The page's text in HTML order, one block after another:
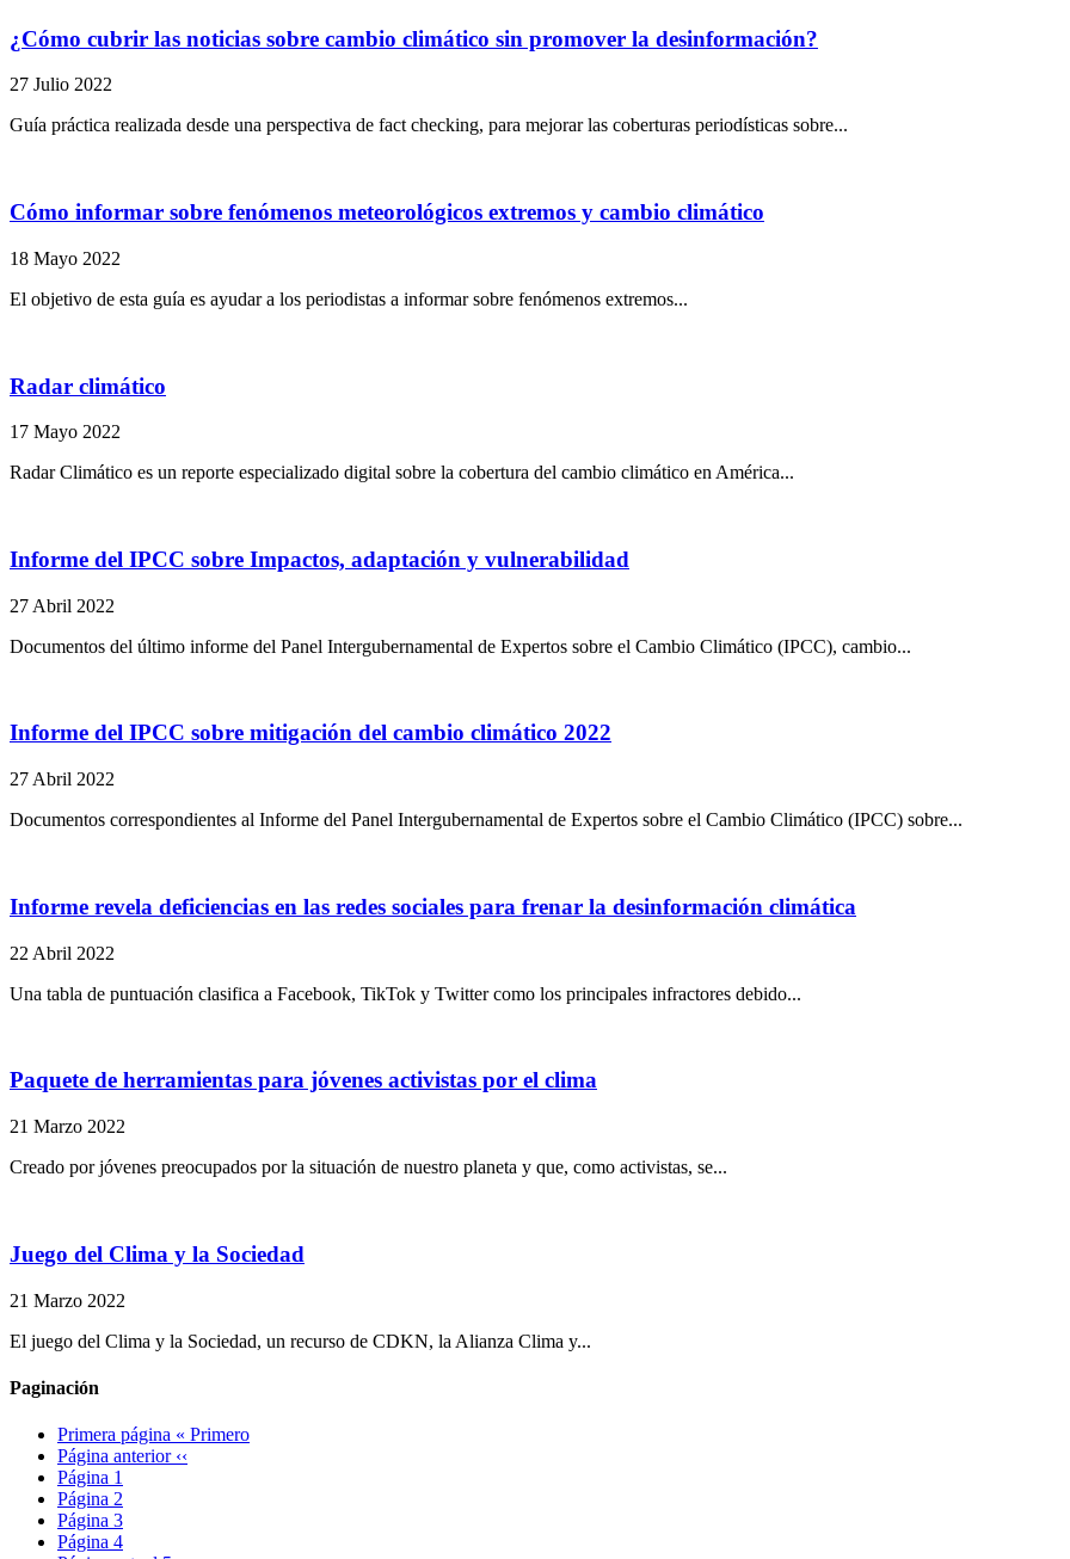
¿Cómo cubrir las noticias sobre cambio climático sin promover la desinformación?
27 Julio 2022
Guía práctica realizada desde una perspectiva de fact checking, para mejorar las coberturas periodísticas sobre...
Cómo informar sobre fenómenos meteorológicos extremos y cambio climático
18 Mayo 2022
El objetivo de esta guía es ayudar a los periodistas a informar sobre fenómenos extremos...
Radar climático
17 Mayo 2022
Radar Climático es un reporte especializado digital sobre la cobertura del cambio climático en América...
Informe del IPCC sobre Impactos, adaptación y vulnerabilidad
27 Abril 2022
Documentos del último informe del Panel Intergubernamental de Expertos sobre el Cambio Climático (IPCC), cambio...
Informe del IPCC sobre mitigación del cambio climático 2022
27 Abril 2022
Documentos correspondientes al Informe del Panel Intergubernamental de Expertos sobre el Cambio Climático (IPCC) sobre...
Informe revela deficiencias en las redes sociales para frenar la desinformación climática
22 Abril 2022
Una tabla de puntuación clasifica a Facebook, TikTok y Twitter como los principales infractores debido...
Paquete de herramientas para jóvenes activistas por el clima
21 Marzo 2022
Creado por jóvenes preocupados por la situación de nuestro planeta y que, como activistas, se...
Juego del Clima y la Sociedad
21 Marzo 2022
El juego del Clima y la Sociedad, un recurso de CDKN, la Alianza Clima y...
Paginación
Primera página « Primero
Página anterior ‹‹
Página 1
Página 2
Página 3
Página 4